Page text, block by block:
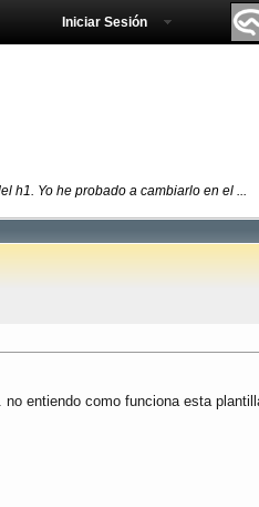
Iniciar Sesión
h1. Yo he probado a cambiarlo en el ...
entiendo como funciona esta